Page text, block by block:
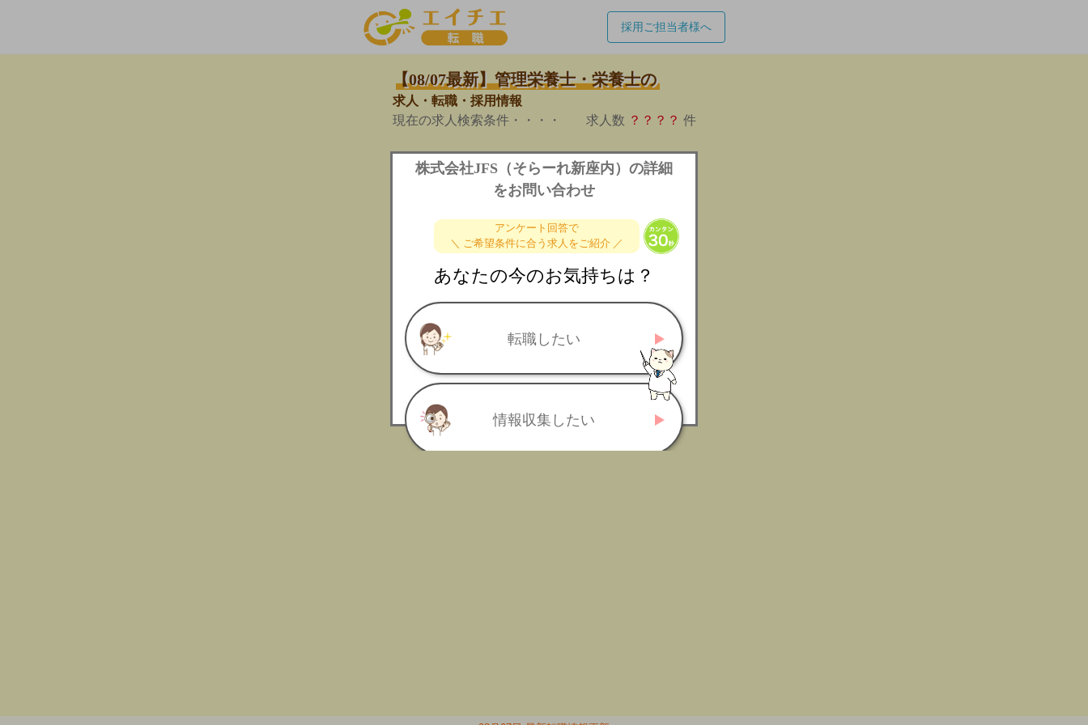
採用ご担当者様へ
【08/07最新】管理栄養士・栄養士の
求人・転職・採用情報
現在の求人検索条件・・・・
求人数 ？？？？ 件
株式会社JFS（そらーれ新座内）の詳細
をお問い合わせ
アンケート回答で
＼ ご希望条件に合う求人をご紹介 ／
あなたの今のお気持ちは？
転職したい
情報収集したい